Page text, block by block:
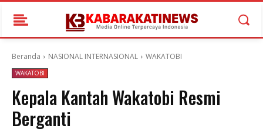
Beranda NASIONAL INTERNASIONAL WAKATOBI
WAKATOBI
Kepala Kantah Wakatobi Resmi
Berganti